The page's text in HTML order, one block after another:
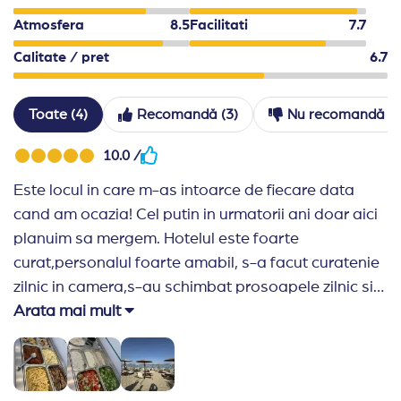
Atmosfera 8.5Facilitati 7.7
Calitate / pret 6.7
Toate (4) Recomandă (3) Nu recomandă
10.0 /
Este locul in care m-as intoarce de fiecare data
cand am ocazia! Cel putin in urmatorii ani doar aici
planuim sa mergem. Hotelul este foarte
curat,personalul foarte amabil, s-a facut curatenie
zilnic in camera,s-au schimbat prosoapele zilnic si
produsele de igiena la fel + sticle cu apa in camera
gratuit zilnic.Mancarea proaspata si
gustoasa.Piscina hotelului este mare si ti se ofera
prosoape gratuit pentru sezlonguri. Marea este la 3
Arata mai mult